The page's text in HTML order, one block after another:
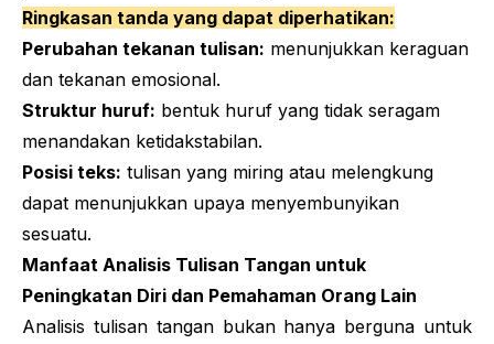
Ringkasan tanda yang dapat diperhatikan:
Perubahan tekanan tulisan: menunjukkan keraguan
dan tekanan emosional.
Struktur huruf: bentuk huruf yang tidak seragam
menandakan ketidakstabilan.
Posisi teks: tulisan yang miring atau melengkung
dapat menunjukkan upaya menyembunyikan
sesuatu.
Manfaat Analisis Tulisan Tangan untuk
Peningkatan Diri dan Pemahaman Orang Lain
Analisis tulisan tangan bukan hanya berguna untuk